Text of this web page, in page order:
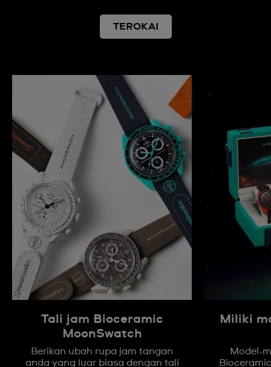
TEROKAI
Tali jam Bioceramic
MoonSwatch
Berikan ubah rupa jam tangan
anda yang luar biasa dengan tali
Miliki
Model-